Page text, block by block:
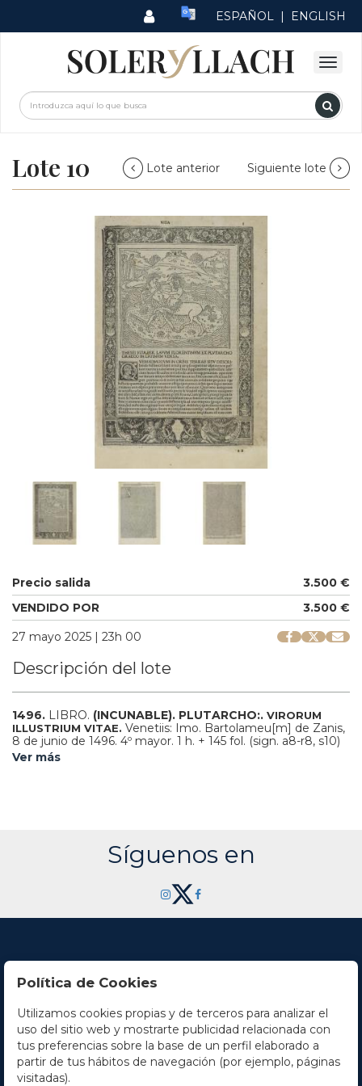
ESPAÑOL | ENGLISH
Lote 10 Lote anterior Siguiente lote
Precio salida
3.500 €
VENDIDO POR
3.500 €
27 mayo 2025 | 23h 00
Descripción del lote
1496. LIBRO. (INCUNABLE). PLUTARCHO:. VIRORUM
ILLUSTRIUM VITAE. Venetiis: Imo. Bartolameu[m] de Zanis,
8 de junio de 1496. 4º mayor. 1 h. + 145 fol. (sign. a8-r8, s10)
+ 144 fol. (sign. A8- S8). La primera hoja, sign. a1, es facsímil
antigua anotación manuscrita. Enc. en media piel, planos de
cartoné, algo rozada, del s. XIX. Es una de las primeras
impresiones de este texto clásico, hasta enconces sólo al
alcance de unos pocos a través de manuscritos de muy
difícil acceso. ISTC ip00834000. Goff P834. HC 13130*.
Ver más
Síguenos en
Contacto
Horario
La empresa
Política de Cookies
Utilizamos cookies propias y de terceros para analizar el
uso del sitio web y mostrarte publicidad relacionada con
tus preferencias sobre la base de un perfil elaborado a
partir de tus hábitos de navegación (por ejemplo, páginas
visitadas).